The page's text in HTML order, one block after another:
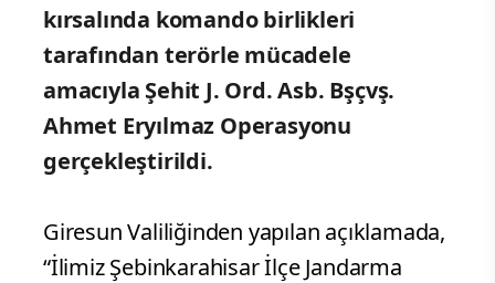
kırsalında komando birlikleri
tarafından terörle mücadele
amacıyla Şehit J. Ord. Asb. Bşçvş.
Ahmet Eryılmaz Operasyonu
gerçekleştirildi.
Giresun Valiliğinden yapılan açıklamada,
“İlimiz Şebinkarahisar İlçe Jandarma